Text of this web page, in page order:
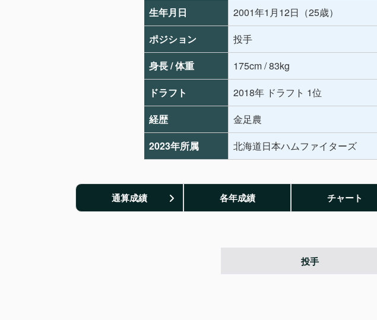
生年月日 2001年1月12日（25歳）
ポジション
投手
身長 / 体重
175cm / 83kg
ドラフト
2018年 ドラフト 1位
経歴
金足農
2023年所属
北海道日本ハムファイターズ
通算成績 各年成績 チャート
投手